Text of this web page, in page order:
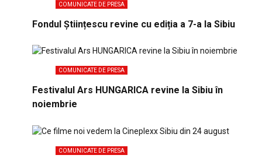
COMUNICATE DE PRESA
Fondul Științescu revine cu ediția a 7-a la Sibiu
COMUNICATE DE PRESA
Festivalul Ars HUNGARICA revine la Sibiu în
noiembrie
COMUNICATE DE PRESA